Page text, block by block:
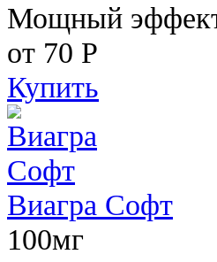
Мощный
от 70 Р
Купить
Виагра Софт
100мг